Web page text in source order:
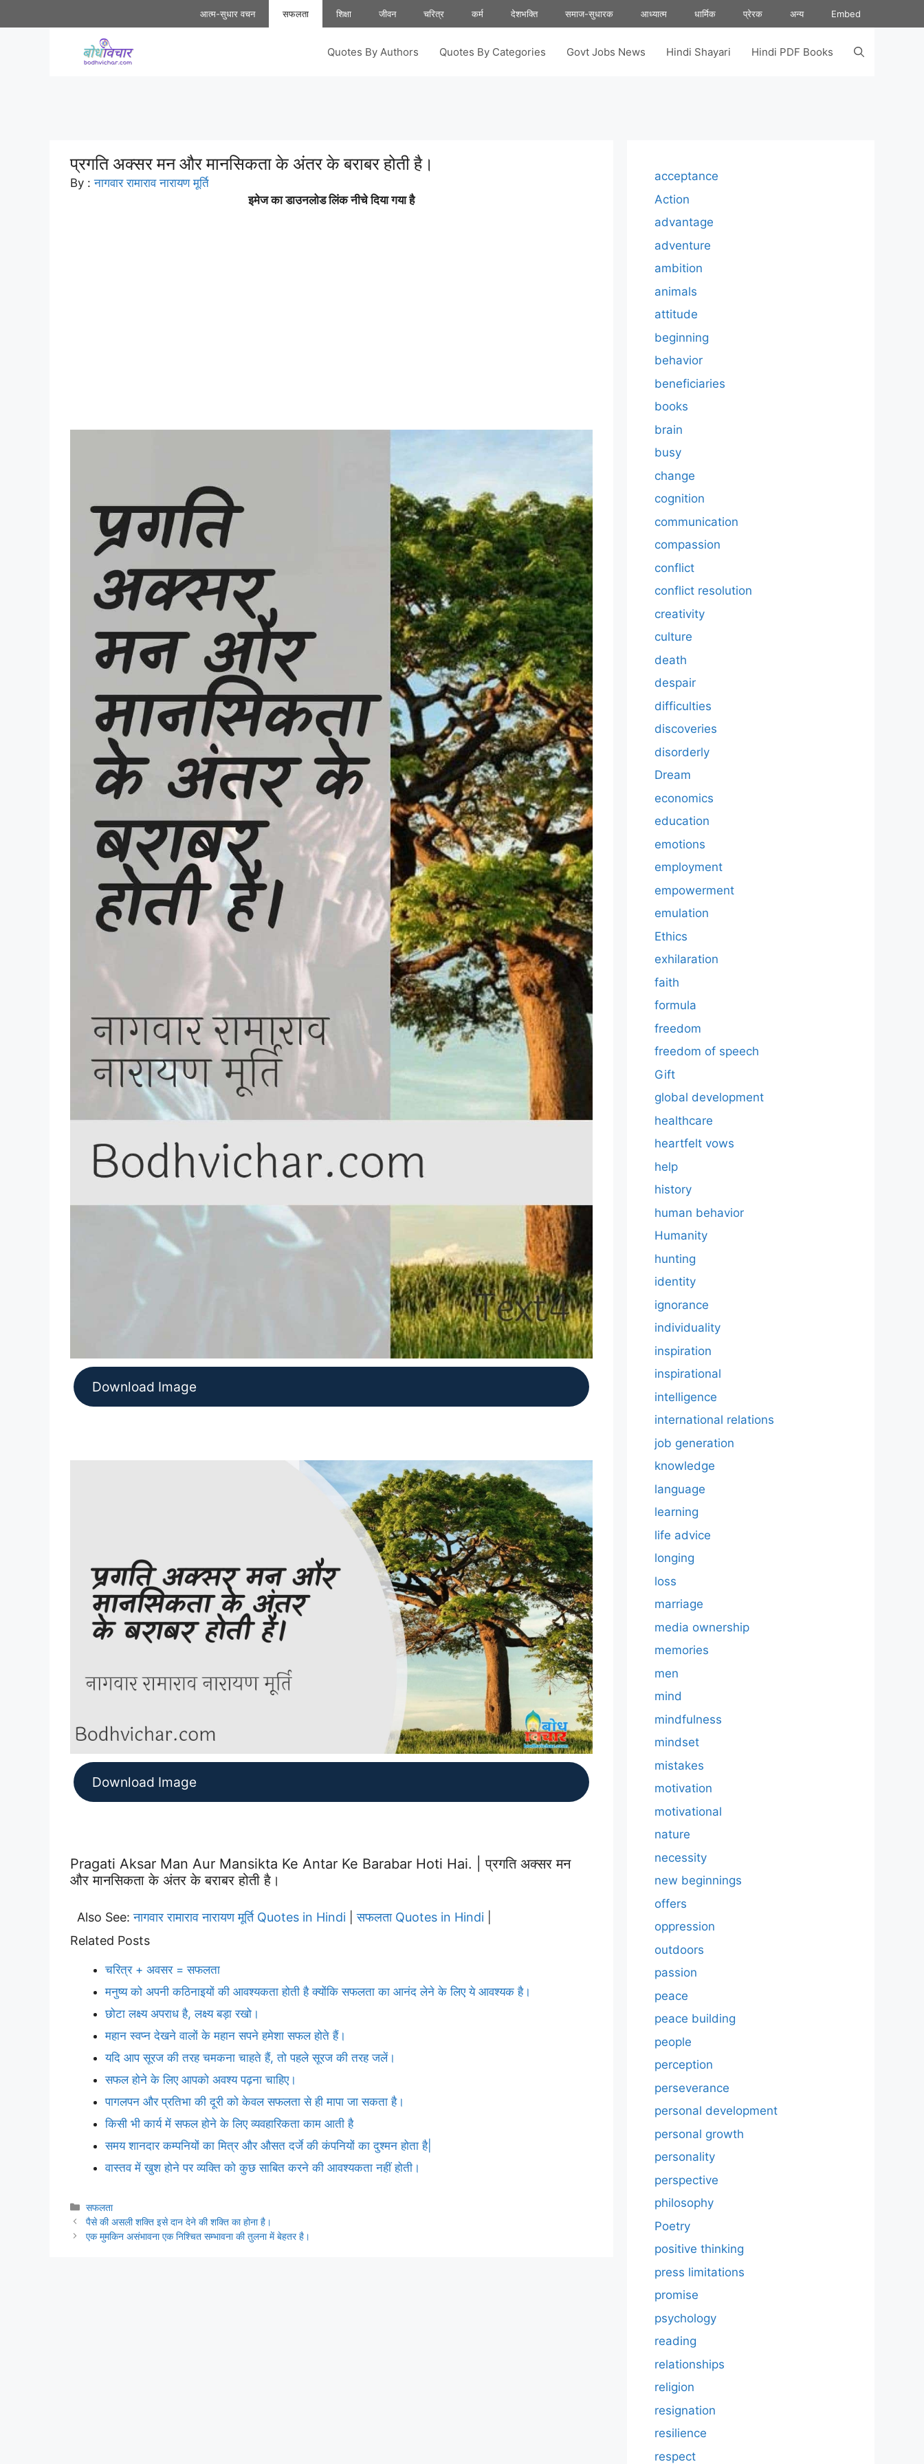
to
आत्म-सुधार वचन सफलता शिक्षा जीवन चरित्र कर्म देशभक्ति समाज-सुधारक आध्यात्म धार्मिक प्रेरक अन्य Embed
Quotes By Authors Quotes By Categories Govt Jobs News Hindi Shayari Hindi PDF Books
प्रगति अक्सर मन और मानसिकता के अंतर के बराबर होती है।
By :नागवार रामाराव नारायण मूर्ति
इमेज का डाउनलोड लिंक नीचे दिया गया है
Download Image
Download Image
Pragati Aksar Man Aur Mansikta Ke Antar Ke Barabar Hoti Hai. | प्रगति अक्सर मन
और मानसिकता के अंतर के बराबर होती है।
Also See:नागवार रामाराव नारायण मूर्ति Quotes in Hindi |सफलता Quotes in Hindi
Related Posts
चरित्र + अवसर = सफलता
मनुष्य को अपनी कठिनाइयों की आवश्यकता होती है क्योंकि सफलता का आनंद लेने के लिए ये आवश्यक है।
छोटा लक्ष्य अपराध है, लक्ष्य बड़ा रखो।
महान स्वप्न देखने वालों के महान सपने हमेशा सफल होते हैं।
यदि आप सूरज की तरह चमकना चाहते हैं, तो पहले सूरज की तरह जलें।
सफल होने के लिए आपको अवश्य पढ़ना चाहिए।
पागलपन और प्रतिभा की दूरी को केवल सफलता से ही मापा जा सकता है।
किसी भी कार्य में सफल होने के लिए व्यवहारिकता काम आती है
समय शानदार कम्पनियों का मित्र और औसत दर्जे की कंपनियों का दुश्मन होता है|
वास्तव में खुश होने पर व्यक्ति को कुछ साबित करने की आवश्यकता नहीं होती।
Categories
सफलता
पैसे की असली शक्ति इसे दान देने की शक्ति का होना है।
एक मुमकिन असंभावना एक निश्चित सम्भावना की तुलना में बेहतर है।
acceptance
Action
advantage
adventure
ambition
animals
attitude
beginning
behavior
beneficiaries
books
brain
busy
change
cognition
communication
compassion
conflict
conflict resolution
creativity
culture
death
despair
difficulties
discoveries
disorderly
Dream
economics
education
emotions
employment
empowerment
emulation
Ethics
exhilaration
faith
formula
freedom
freedom of speech
Gift
global development
healthcare
heartfelt vows
help
history
human behavior
Humanity
hunting
identity
ignorance
individuality
inspiration
inspirational
intelligence
international relations
job generation
knowledge
language
learning
life advice
longing
loss
marriage
media ownership
memories
men
mind
mindfulness
mindset
mistakes
motivation
motivational
nature
necessity
new beginnings
offers
oppression
outdoors
passion
peace
peace building
people
perception
perseverance
personal development
personal growth
personality
perspective
philosophy
Poetry
positive thinking
press limitations
promise
psychology
reading
relationships
religion
resignation
resilience
respect